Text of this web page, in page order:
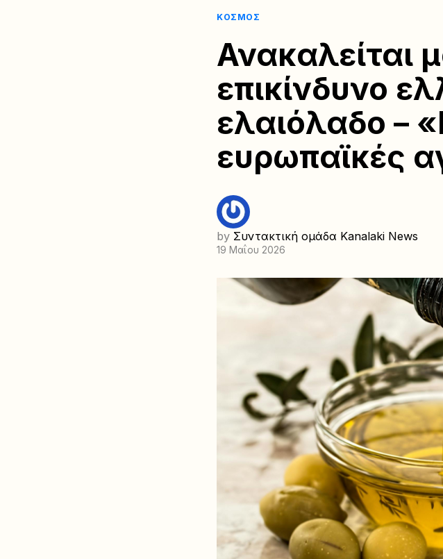
ΚΌΣΜΟΣ
Ανακαλείται
επικίνδυνο
ελαιόλαδο –
ευρωπαϊκές
by Συντακτική ομάδα Kanalaki News
19 Μαΐου 2026